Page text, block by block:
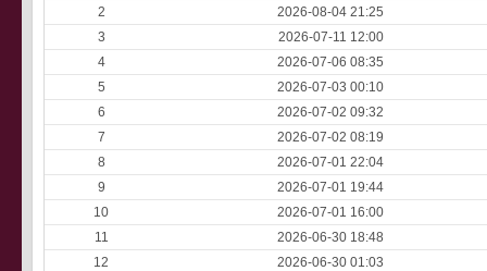
2
2026-08-04 21:25
3
2026-07-11 12:00
4
2026-07-06 08:35
5
2026-07-03 00:10
6
2026-07-02 09:32
7
2026-07-02 08:19
8
2026-07-01 22:04
9
2026-07-01 19:44
10
2026-07-01 16:00
11
2026-06-30 18:48
12
2026-06-30 01:03